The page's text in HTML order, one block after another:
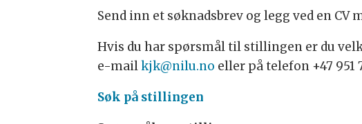
Send inn et søknadsbrev og legg ved en
Hvis du har spørsmål til stillingen er du
e-mailkjk@nilu.no eller på telefon +47 951
Søk på stillingen